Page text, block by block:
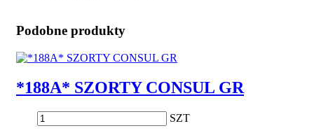
Podobne produkty
*188A* SZORTY CONSUL GR
SZT